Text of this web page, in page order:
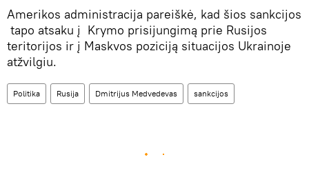
Amerikos administracija pareiškė, kad šios sankcijos
tapo atsaku į Krymo prisijungimą prie Rusijos
teritorijos ir į Maskvos poziciją situacijos Ukrainoje
atžvilgiu.
Politika Rusija Dmitrijus Medvedevas sankcijos